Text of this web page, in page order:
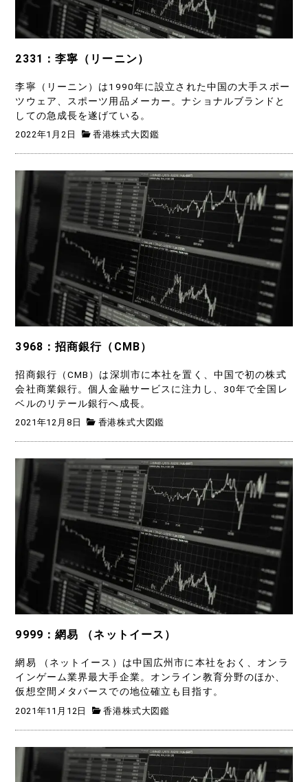
2331：李寧（リーニン）
李寧（リーニン）は1990年に設立された中国の大手スポー
ツウェア、スポーツ用品メーカー。ナショナルブランドと
しての急成長を遂げている。
2022年1月2日 香港株式大図鑑
3968：招商銀行（CMB）
招商銀行（CMB）は深圳市に本社を置く、中国で初の株式
会社商業銀行。個人金融サービスに注力し、30年で全国レ
ベルのリテール銀行へ成長。
2021年12月8日 香港株式大図鑑
9999：網易 （ネットイース）
網易 （ネットイース）は中国広州市に本社をおく、オンラ
インゲーム業界最大手企業。オンライン教育分野のほか、
仮想空間メタバースでの地位確立も目指す。
2021年11月12日 香港株式大図鑑